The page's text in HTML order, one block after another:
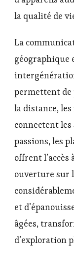
la qualité de
La
géographique
permettent de
la distance,
connectent
passions, les
offrent
ouverture sur
et
âgées,
d’exploration